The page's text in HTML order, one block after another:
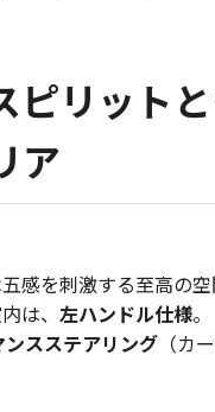
ピリット
ア
感を刺激する至高の空
は、 左ハンドル仕様。
スステアリング （カ